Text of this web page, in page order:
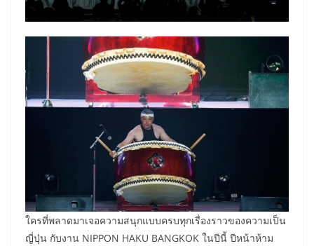
ใครที่พลาดมาเจอความสนุกแบบครบทุกเรื่องราวของความเป็น
ญี่ปุ่น กับงาน NIPPON HAKU BANGKOK ในปีนี้ ปีหน้าห้าม